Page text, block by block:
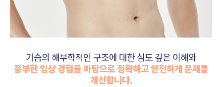
가슴의 해부학적인 구조에 대한 심도 깊은 이해와
풍부한 임상 경험을 바탕으로 정확하고 안전하게 문제를
개선합니다.